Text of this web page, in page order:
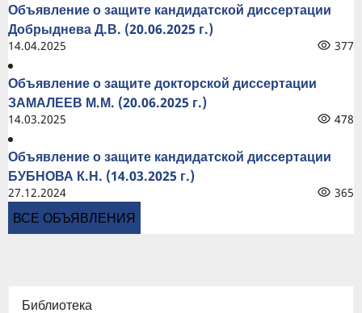
Объявление о защите кандидатской диссертации
Добрыднева Д.В. (20.06.2025 г.)
14.04.2025 377
Объявление о защите докторской диссертации
ЗАМАЛЕЕВ М.М. (20.06.2025 г.)
14.03.2025 478
Объявление о защите кандидатской диссертации
БУБНОВА К.Н. (14.03.2025 г.)
27.12.2024 365
ВСЕ ОБЪЯВЛЕНИЯ
Библиотека